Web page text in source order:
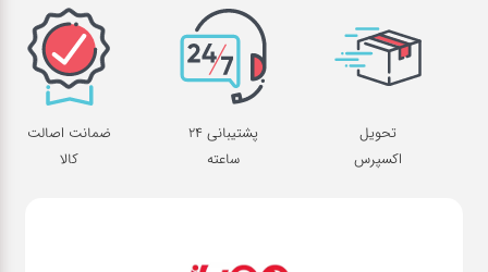
تحویل
اکسپرس
پشتیبانی 24
ساعته
ضمانت اصالت
کالا